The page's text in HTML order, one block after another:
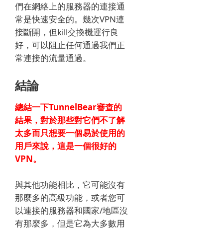
們在網絡上的服務器的連接通
常是快速安全的。 幾次VPN連
接斷開，但kill交換機運行良
好，可以阻止任何通過我們正
常連接的流量通過。
結論
總結一下TunnelBear審查的
結果，對於那些對它們不了解
太多而只想要一個易於使用的
用戶來說，這是一個很好的
VPN。
與其他功能相比，它可能沒有
那麼多的高級功能，或者您可
以連接的服務器和國家/地區沒
有那麼多，但是它為大多數用